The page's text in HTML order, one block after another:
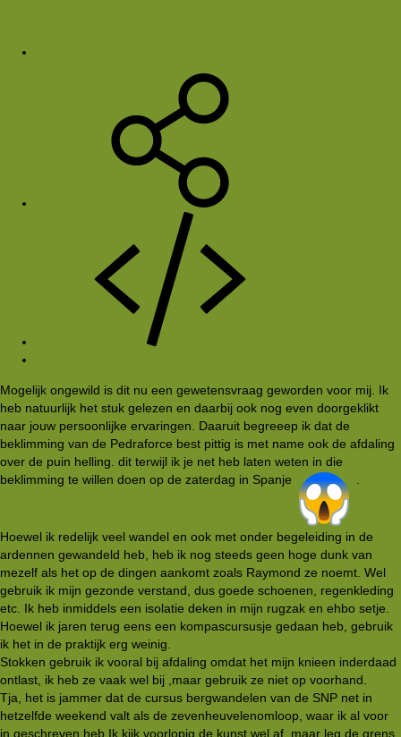
Mogelijk ongewild is dit nu een gewetensvraag geworden voor mij. Ik
heb natuurlijk het stuk gelezen en daarbij ook nog even doorgeklikt
naar jouw persoonlijke ervaringen. Daaruit begreeep ik dat de
beklimming van de Pedraforce best pittig is met name ook de afdaling
over de puin helling. dit terwijl ik je net heb laten weten in die
beklimming te willen doen op de zaterdag in Spanje
.
Hoewel ik redelijk veel wandel en ook met onder begeleiding in de
ardennen gewandeld heb, heb ik nog steeds geen hoge dunk van
mezelf als het op de dingen aankomt zoals Raymond ze noemt. Wel
gebruik ik mijn gezonde verstand, dus goede schoenen, regenkleding
etc. Ik heb inmiddels een isolatie deken in mijn rugzak en ehbo setje.
Hoewel ik jaren terug eens een kompascursusje gedaan heb, gebruik
ik het in de praktijk erg weinig.
Stokken gebruik ik vooral bij afdaling omdat het mijn knieen inderdaad
ontlast, ik heb ze vaak wel bij ,maar gebruik ze niet op voorhand.
Tja, het is jammer dat de cursus bergwandelen van de SNP net in
hetzelfde weekend valt als de zevenheuvelenomloop, waar ik al voor
in geschreven heb.Ik kijk voorlopig de kunst wel af, maar leg de grens